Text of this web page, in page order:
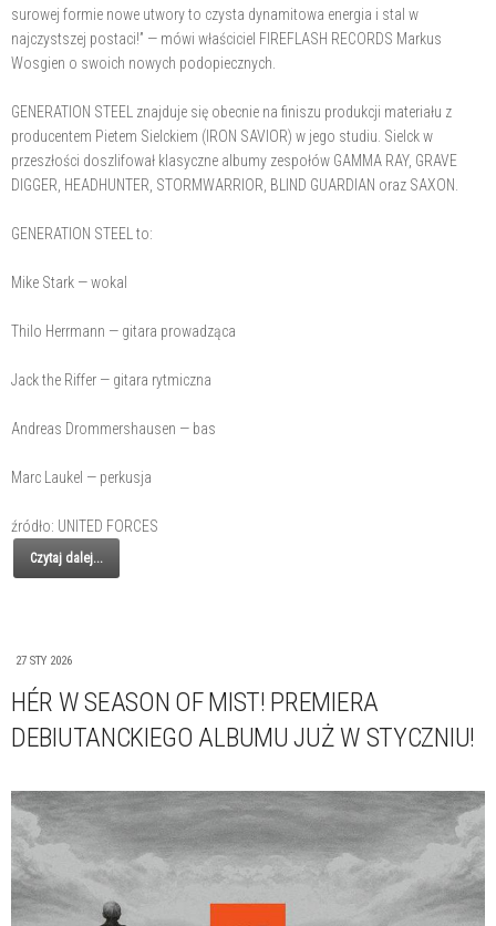
surowej formie nowe utwory to czysta dynamitowa energia i stal w
najczystszej postaci!” — mówi właściciel FIREFLASH RECORDS Markus
Wosgien o swoich nowych podopiecznych.
GENERATION STEEL znajduje się obecnie na finiszu produkcji materiału z
producentem Pietem Sielckiem (IRON SAVIOR) w jego studiu. Sielck w
przeszłości doszlifował klasyczne albumy zespołów GAMMA RAY, GRAVE
DIGGER, HEADHUNTER, STORMWARRIOR, BLIND GUARDIAN oraz SAXON.
GENERATION STEEL to:
Mike Stark — wokal
Thilo Herrmann — gitara prowadząca
Jack the Riffer — gitara rytmiczna
Andreas Drommershausen — bas
Marc Laukel — perkusja
źródło: UNITED FORCES
Czytaj dalej...
27 STY 2026
HÉR W SEASON OF MIST! PREMIERA
DEBIUTANCKIEGO ALBUMU JUŻ W STYCZNIU!